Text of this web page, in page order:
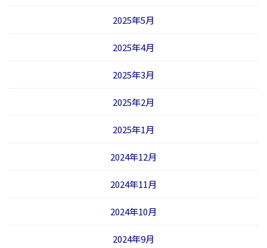
2025年5月
2025年4月
2025年3月
2025年2月
2025年1月
2024年12月
2024年11月
2024年10月
2024年9月